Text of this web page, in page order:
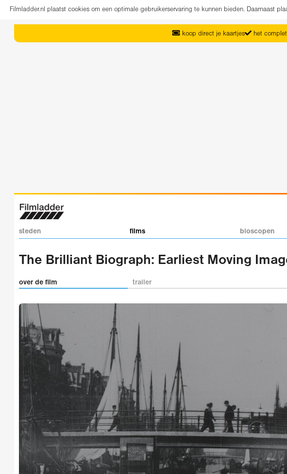
Filmladder.nl plaatst cookies om een optimale gebruikerservaring te kunnen bieden. Daarnaast
koop direct je kaartjes het
steden films bioscopen
The Brilliant Biograph: Earliest Moving
over de film trailer